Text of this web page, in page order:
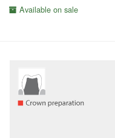
Available on sale